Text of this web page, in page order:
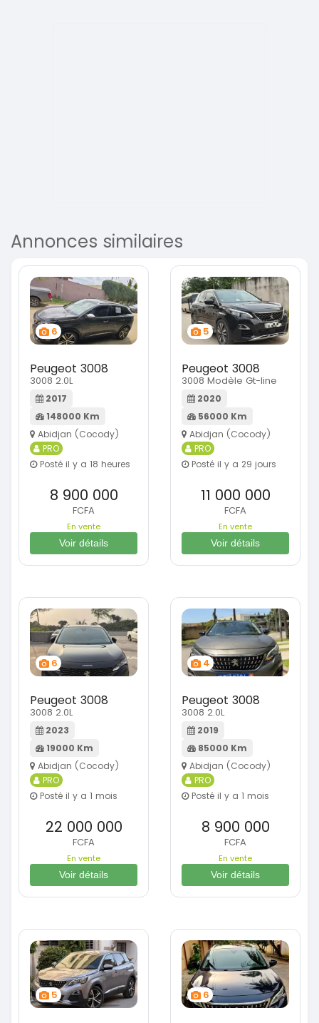
Annonces similaires
6
Peugeot 3008
3008 2.0L
2017
148000 Km
Abidjan (Cocody)
PRO
Posté il y a 18 heures
8 900 000
FCFA
En vente
Voir détails
5
Peugeot 3008
3008 Modèle Gt-line
2020
56000 Km
Abidjan (Cocody)
PRO
Posté il y a 29 jours
11 000 000
FCFA
En vente
Voir détails
6
Peugeot 3008
3008 2.0L
2023
19000 Km
Abidjan (Cocody)
PRO
Posté il y a 1 mois
22 000 000
FCFA
En vente
Voir détails
4
Peugeot 3008
3008 2.0L
2019
85000 Km
Abidjan (Cocody)
PRO
Posté il y a 1 mois
8 900 000
FCFA
En vente
Voir détails
5 6